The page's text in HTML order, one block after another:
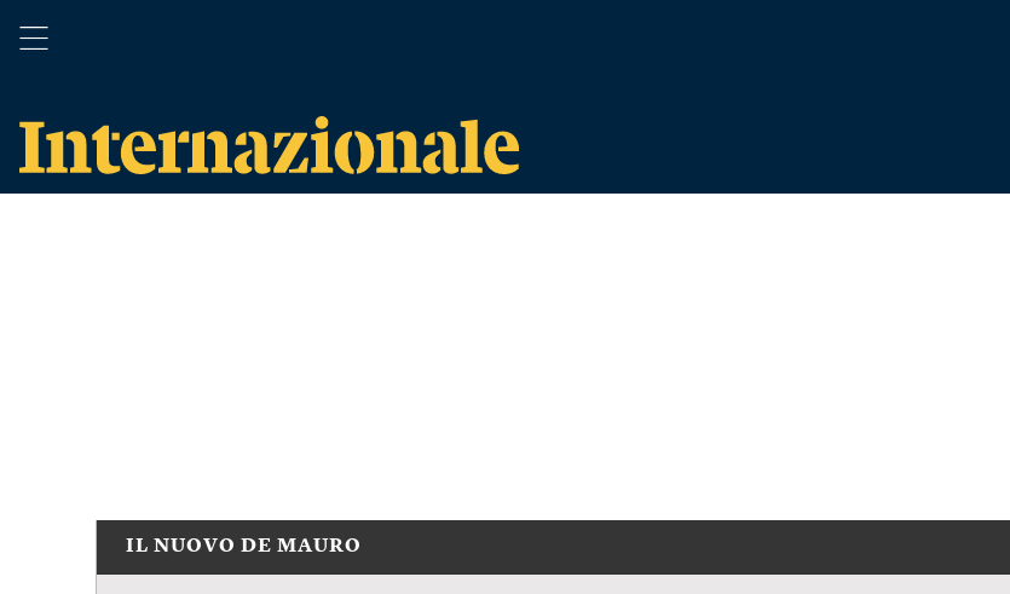
IL NUOVO DE MAURO